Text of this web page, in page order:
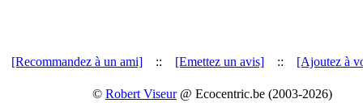
[Recommandez à un ami] :: [Emettez un avis] :: [Ajoutez à
© Robert Viseur@ Ecocentric.be (2003-2026)